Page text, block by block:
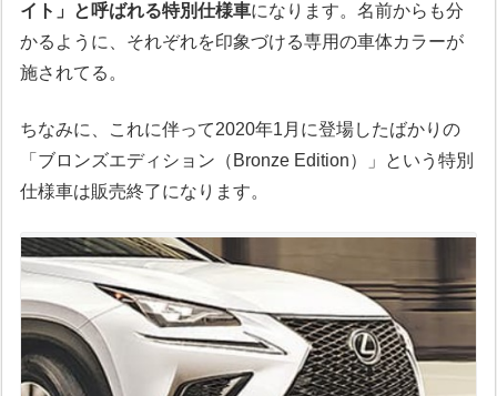
イト」と呼ばれる特別仕様車になります。名前からも分
かるように、それぞれを印象づける専用の車体カラーが
施されてる。
ちなみに、これに伴って2020年1月に登場したばかりの
「ブロンズエディション（Bronze Edition）」という特別
仕様車は販売終了になります。